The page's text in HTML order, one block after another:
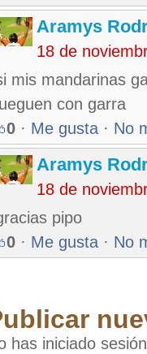
Aramys
18 de
mis mandarinas
con garra
0 · Me gusta · No
Aramys
18 de
pipo
0 · Me gusta · No
has iniciado